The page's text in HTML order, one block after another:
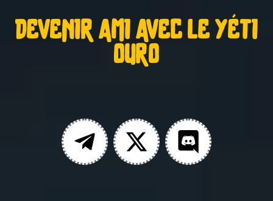
DEVENIR AMI AVEC LE YÉTI
OURO